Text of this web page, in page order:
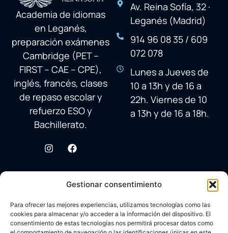
Gestionar consentimiento
Para ofrecer las mejores experiencias, utilizamos tecnologías como las
cookies para almacenar y/o acceder a la información del dispositivo. El
consentimiento de estas tecnologías nos permitirá procesar datos como
Academia de idiomas
en Leganés,
preparación exámenes
Cambridge (PET –
FIRST – CAE – CPE),
inglés, francés, clases
de repaso escolar y
refuerzo ESO y
Bachillerato.
Av. Reina Sofía, 32 ·
Leganés (Madrid)
914 96 08 35 / 609
072 078
Lunes a Jueves de
10 a 13h y de 16 a
22h. Viernes de 10
a 13h y de 16 a 18h.